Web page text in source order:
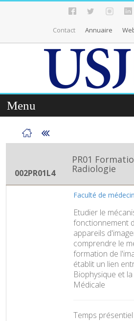
Contact Annuaire
Menu
002PR01L4
PR01
Radiologie
Faculté de
Etudier le
fonctionnement
appareils
comprendre le
formation de
établit un lien
Biophysique et
Médicale
Temps